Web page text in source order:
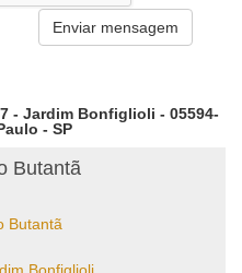
- Jardim Bonfiglioli - 05594-
- SP
Butantã
Butantã